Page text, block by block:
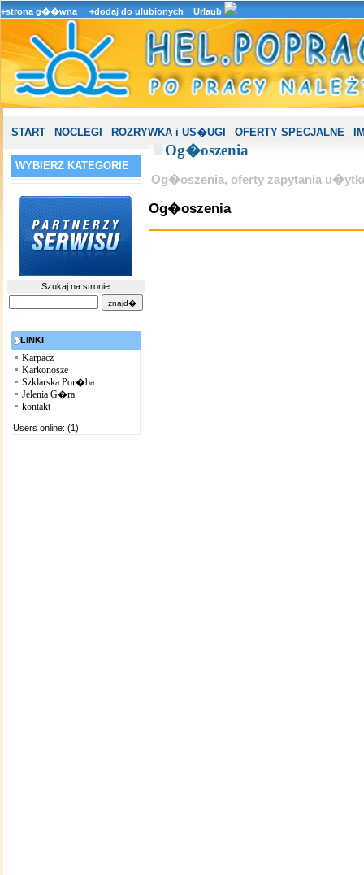
+strona g��wna +dodaj do ulubionych Urlaub
START NOCLEGI ROZRYWKA i US�UGI OFERTY SPECJALNE
WYBIERZ KATEGORIE
Szukaj na stronie
LINKI
Karpacz
Karkonosze
Szklarska Por�ba
Jelenia G�ra
kontakt
Users online: (1)
Og�oszenia
Og�oszenia, oferty zapytania
Og�oszenia